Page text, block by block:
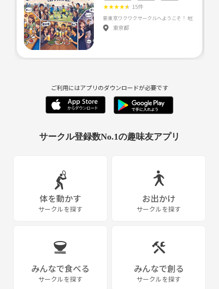
★★★★★ 15件
東京都
ご利用にはアプリのダウンロードが必要です
サークル登録数No.1の趣味友アプリ
体を動かす
サークルを探す
お出かけ
サークルを探す
みんなで食べる
サークルを探す
みんなで創る
サークルを探す